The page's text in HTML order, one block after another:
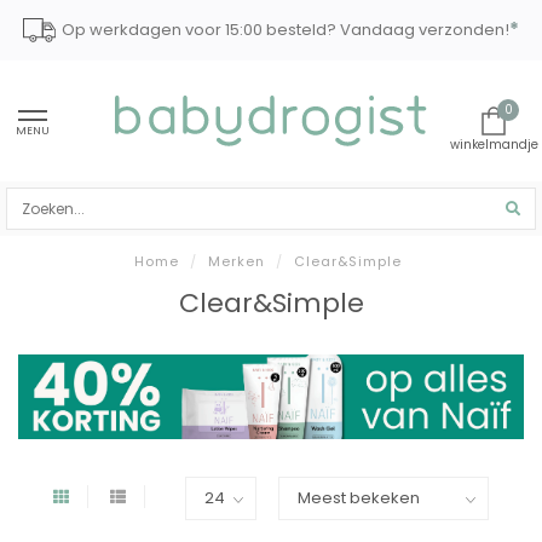
Op werkdagen voor 15:00 besteld? Vandaag verzonden!*
MENU
0
Home / Merken / Clear&Simple
Clear&Simple